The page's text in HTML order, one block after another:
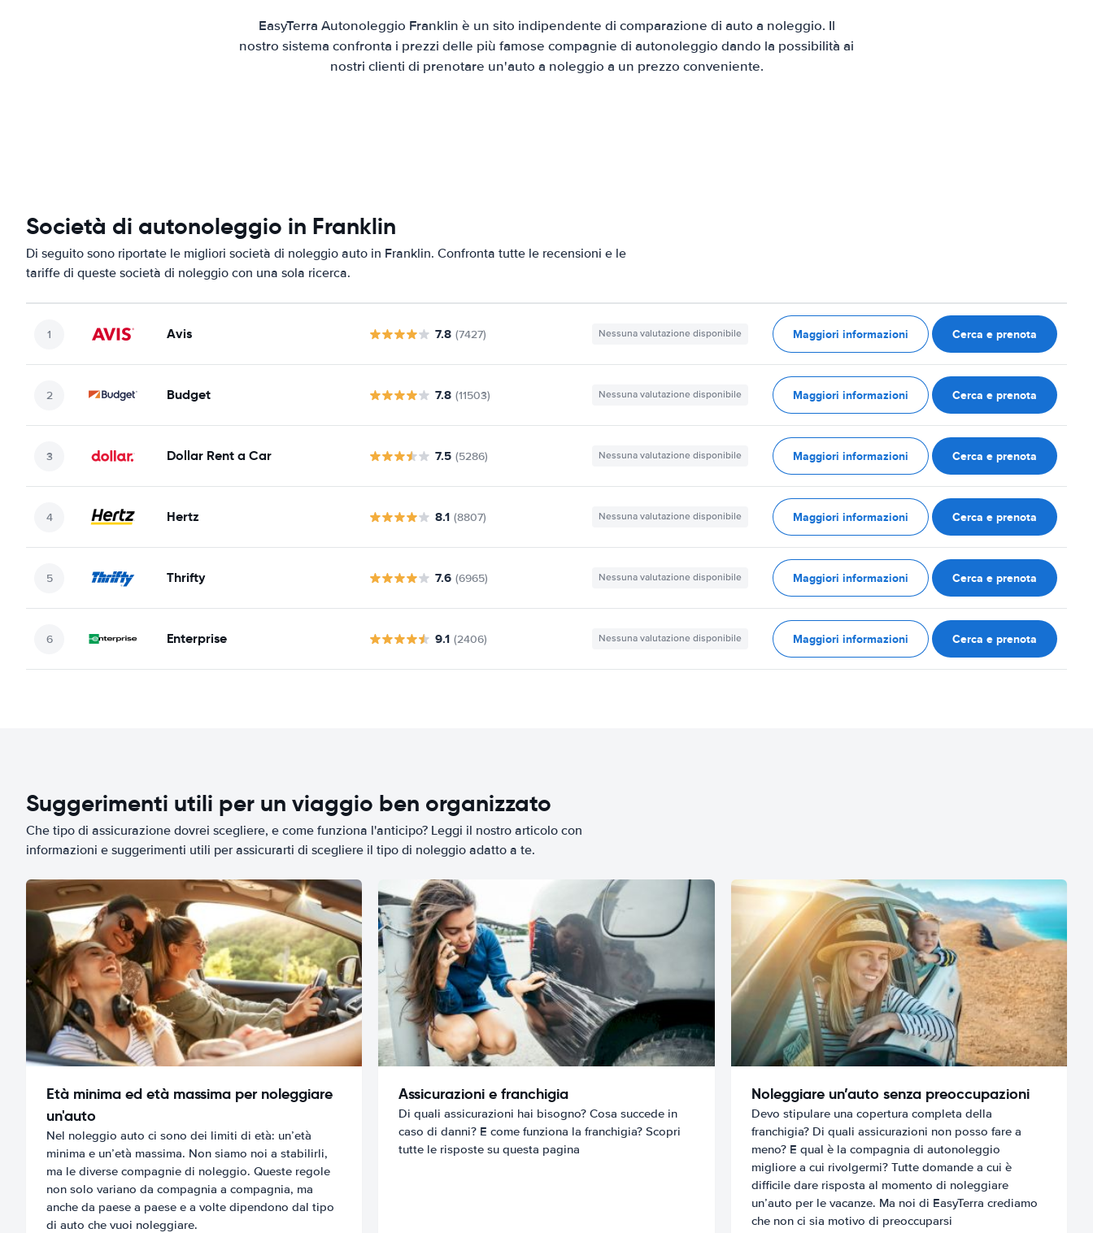
EasyTerra Autonoleggio Franklin è un sito indipendente di comparazione di auto a noleggio. Il
nostro sistema confronta i prezzi delle più famose compagnie di autonoleggio dando la possibilità ai
nostri clienti di prenotare un'auto a noleggio a un prezzo conveniente.
Società di autonoleggio in Franklin
Di seguito sono riportate le migliori società di noleggio auto in Franklin. Confronta tutte le recensioni e le
tariffe di queste società di noleggio con una sola ricerca.
Avis 7.8 (7427) Nessuna valutazione disponibile Maggiori informazioni Cerca e prenota
Budget 7.8 (11503) Nessuna valutazione disponibile Maggiori informazioni Cerca e prenota
Dollar Rent a Car 7.5 (5286) Nessuna valutazione disponibile Maggiori informazioni Cerca e prenota
Hertz 8.1 (8807) Nessuna valutazione disponibile Maggiori informazioni Cerca e prenota
Thrifty 7.6 (6965) Nessuna valutazione disponibile Maggiori informazioni Cerca e prenota
Enterprise 9.1 (2406) Nessuna valutazione disponibile Maggiori informazioni Cerca e prenota
Suggerimenti utili per un viaggio ben organizzato
Che tipo di assicurazione dovrei scegliere, e come funziona l'anticipo? Leggi il nostro articolo con
informazioni e suggerimenti utili per assicurarti di scegliere il tipo di noleggio adatto a te.
Età minima ed età massima per noleggiare
un'auto
Nel noleggio auto ci sono dei limiti di età: un’età
minima e un’età massima. Non siamo noi a stabilirli,
ma le diverse compagnie di noleggio. Queste regole
non solo variano da compagnia a compagnia, ma
anche da paese a paese e a volte dipendono dal tipo
di auto che vuoi noleggiare.
Assicurazioni e franchigia
Di quali assicurazioni hai bisogno? Cosa succede in
caso di danni? E come funziona la franchigia? Scopri
tutte le risposte su questa pagina
Noleggiare un’auto senza preoccupazioni
Devo stipulare una copertura completa della
franchigia? Di quali assicurazioni non posso fare a
meno? E qual è la compagnia di autonoleggio
migliore a cui rivolgermi? Tutte domande a cui è
difficile dare risposta al momento di noleggiare
un’auto per le vacanze. Ma noi di EasyTerra crediamo
che non ci sia motivo di preoccuparsi